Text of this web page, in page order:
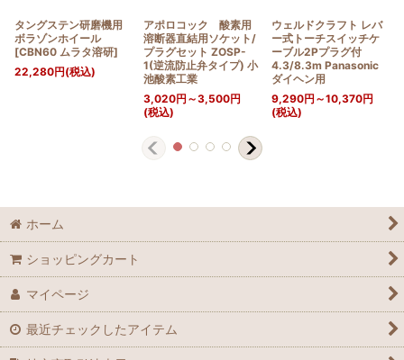
タングステン研磨機用
ボラゾンホイール
[CBN60 ムラタ溶研]
22,280円(税込)
アポロコック 酸素用
溶断器直結用ソケット/
プラグセット ZOSP-
1(逆流防止弁タイプ) 小
池酸素工業
3,020円 ～3,500円
(税込)
ウェルドクラフト レバ
ー式トーチスイッチケ
ーブル2Pプラグ付
4.3/8.3m Panasonic
ダイヘン用
9,290円 ～10,370円
(税込)
ホーム
ショッピングカート
マイページ
最近チェックしたアイテム